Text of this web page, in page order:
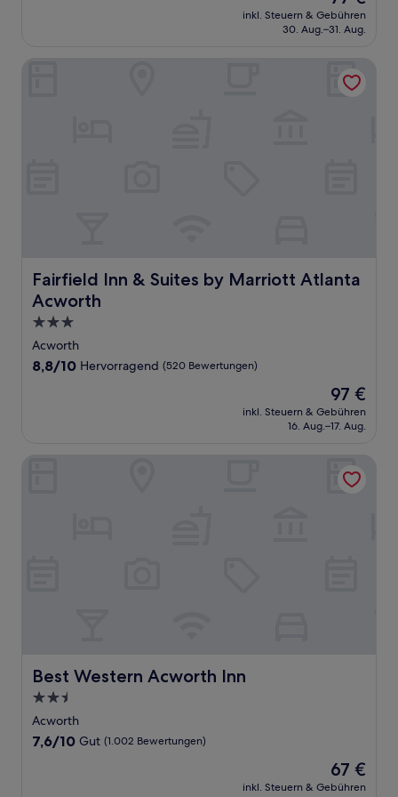
Bewertungen)
Preis
beträgt
inkl. Steuern & Gebühren
30. Aug.–31. Aug.
Fairfield Inn & Suites by Marriott Atlanta
Acworth
Fairfield Inn & Suites by Marriott Atlanta Acworth
3.0-
Sterne-
Unterkunft
Acworth
8.8
8,8/10 Hervorragend (520 Bewertungen)
Der
Preis
beträgt
97 €
inkl. Steuern & Gebühren
16. Aug.–17. Aug.
Best Western Acworth Inn
Best Western Acworth Inn
2.5-
Sterne-
Unterkunft
Acworth
7.6
7,6/10 Gut (1.002 Bewertungen)
Der
Preis
67 €
inkl. Steuern & Gebühren